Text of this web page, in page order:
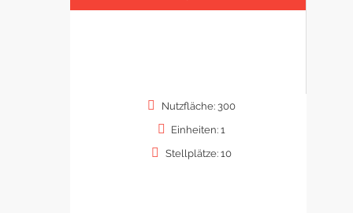
Nutzfläche: 300
Einheiten: 1
Stellplätze: 10